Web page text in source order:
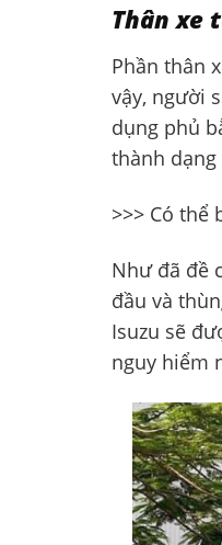
Thân xe
Phần thân
vậy, người
dụng phủ
thành
>>> Có thể
Như đã đề
đầu và
Isuzu sẽ
nguy hiểm